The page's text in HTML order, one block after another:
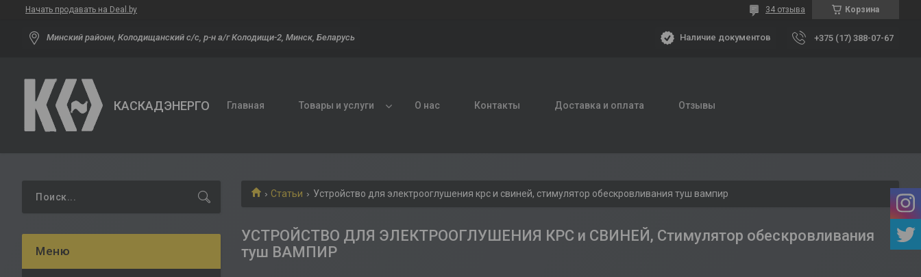
Начать продавать на Deal.by Корзина
34 отзыва
Минский районн, Колодищанский с/с, р-н а/г Колодищи-2, Минск, Беларусь Наличие документов +375 (17) 388-07-67
КАСКАДЭНЕРГО Главная Товары и услуги О нас Контакты Доставка и оплата Отзывы
Статьи Устройство для электрооглушения крс и свиней, стимулятор обескровливания туш вампир
УСТРОЙСТВО ДЛЯ ЭЛЕКТРООГЛУШЕНИЯ КРС и СВИНЕЙ, Стимулятор обескровливания
туш ВАМПИР